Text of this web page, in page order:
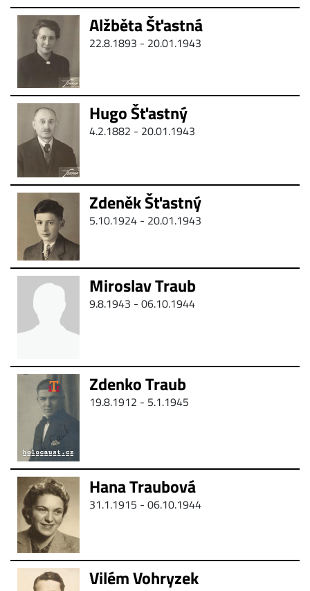
Alžběta Šťastná
22.8.1893 - 20.01.1943
Hugo Šťastný
4.2.1882 - 20.01.1943
Zdeněk Šťastný
5.10.1924 - 20.01.1943
Miroslav Traub
9.8.1943 - 06.10.1944
Zdenko Traub
19.8.1912 - 5.1.1945
Hana Traubová
31.1.1915 - 06.10.1944
Vilém Vohryzek